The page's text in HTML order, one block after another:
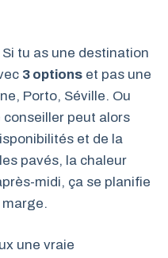
tu as une destination
3 options et pas une
Porto, Séville. Ou
conseiller peut alors
et de la
pavés, la chaleur
midi, ça se planifie
une vraie